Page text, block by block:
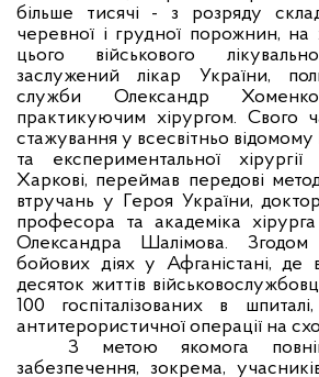
більше тисячі - з розряду
черевної і грудної порожнин, на
цього військового
заслужений лікар України,
служби Олександр
практикуючим хірургом. Свого
стажування у всесвітньо відомому
та експериментальної
Харкові, переймав передові
втручань у Героя України,
професора та академіка хірурга
Олександра Шалімова.
бойових діях у Афганістані, де
десяток життів
100 госпіталізованих в
антитерористичної операції на
З метою якомога
забезпечення, зокрема,